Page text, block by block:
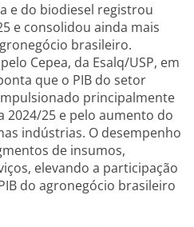
e do biodiesel registrou
e consolidou ainda mais
brasileiro.
Cepea, da Esalq/USP, em
que o PIB do setor
principalmente
2024/25 e pelo aumento do
indústrias. O desempenho
de insumos,
elevando a participação
do agronegócio brasileiro